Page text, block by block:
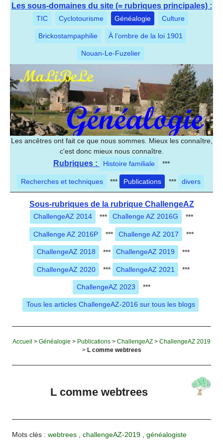
Les sous-domaines du site (= rubriques principales) :
TIC Cyclotourisme Généalogie Culture
Brickostampaphilie À l’ombre de la loi 1901
Nouan-Le-Fuzelier
Les ancêtres ont fait ce que nous sommes. Mieux les connaître,
c'est donc mieux nous connaître.
Rubriques : Histoire familiale ***
Recherches et techniques *** Publications *** divers
Sous-rubriques de la rubrique ChallengeAZ
ChallengeAZ 2014 *** Challenge AZ 2016G ***
Challenge AZ 2016P *** Challenge AZ 2017 ***
ChallengeAZ 2018 *** ChallengeAZ 2019 ***
ChallengeAZ 2020 *** ChallengeAZ 2021 ***
ChallengeAZ 2023 ***
Tous les articles ChallengeAZ-2016 sur tous les blogs
Accueil > Généalogie > Publications > ChallengeAZ > ChallengeAZ 2019
> L comme webtrees
L comme webtrees
Mots clés :webtrees ,challengeAZ-2019 ,généalogiste